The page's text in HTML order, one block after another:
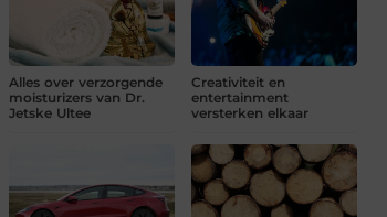
Alles over verzorgende
moisturizers van Dr.
Jetske Ultee
Creativiteit en
entertainment
versterken elkaar